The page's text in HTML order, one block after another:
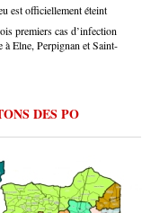
manuels. La
On entend souvent que
ses apprentis… -Jérôme
majeur, effectivement. Il y
à la sortie du
reste parfois
franchement, c’est être
Choisir un CAP de
c’est choisir un métier,
est officiellement éteint
premiers cas d’infection
Elne, Perpignan et Saint-
DES PO